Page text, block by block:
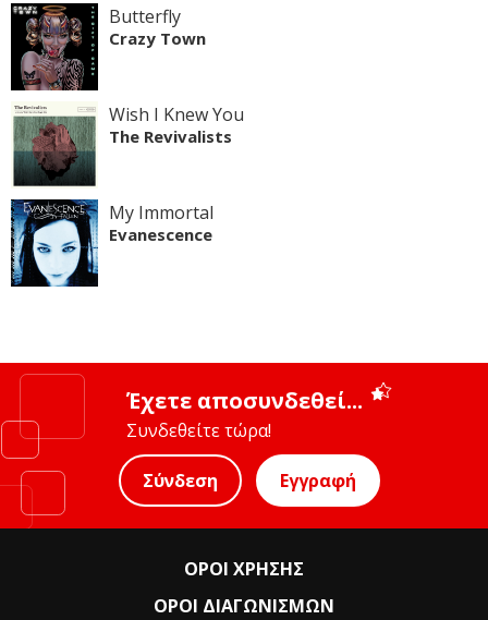
Butterfly
Crazy Town
Wish I Knew You
The Revivalists
My Immortal
Evanescence
Έχετε αποσυνδεθεί...
Συνδεθείτε τώρα!
Σύνδεση Εγγραφή
ΟΡΟΙ ΧΡΗΣΗΣ
ΟΡΟΙ ΔΙΑΓΩΝΙΣΜΩΝ